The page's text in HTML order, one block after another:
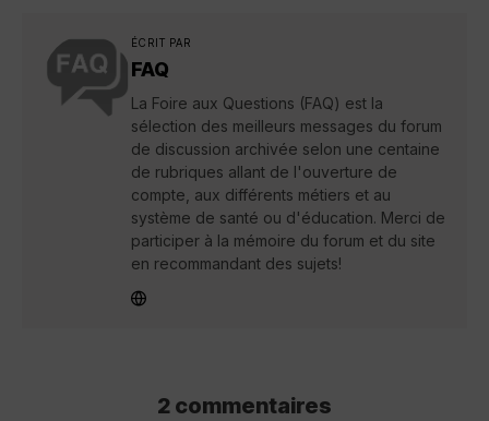
ÉCRIT PAR
FAQ
La Foire aux Questions (FAQ) est la
sélection des meilleurs messages du forum
de discussion archivée selon une centaine
de rubriques allant de l'ouverture de
compte, aux différents métiers et au
système de santé ou d'éducation. Merci de
participer à la mémoire du forum et du site
en recommandant des sujets!
2 commentaires